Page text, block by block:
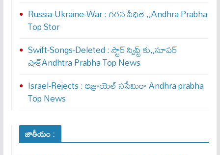
Russia-Ukraine-War : గ‌గ‌న వీధిలె ,,Andhra Prabha
Top Stor
Swift-Songs-Deleted : స్టార్ స్విప్ట్ కు,,సూప‌ర్
షాక్Andhtra Prabha Top News
Israel-Rejects : ఇజ్రాయెల్ స‌సేమిరా Andhra prabha
Top News
జాతీయం :